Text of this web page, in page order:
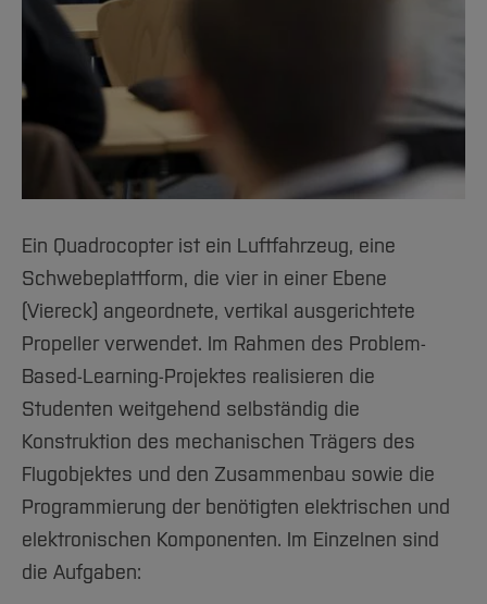
Ein Quadrocopter ist ein Luftfahrzeug, eine
Schwebeplattform, die vier in einer Ebene
(Viereck) angeordnete, vertikal ausgerichtete
Propeller verwendet. Im Rahmen des Problem-
Based-Learning-Projektes realisieren die
Studenten weitgehend selbständig die
Konstruktion des mechanischen Trägers des
Flugobjektes und den Zusammenbau sowie die
Programmierung der benötigten elektrischen und
elektronischen Komponenten. Im Einzelnen sind
die Aufgaben: